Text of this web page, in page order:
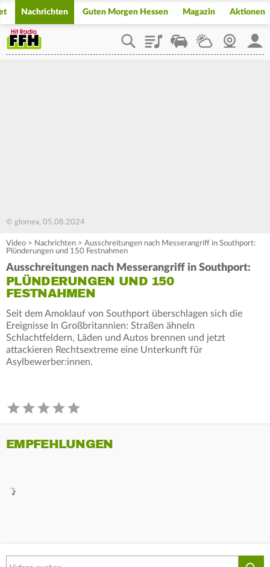
Nachrichten Guten Morgen Hessen Magazin Aktionen
PlaylistStaupilotWetterWebcam
© glomex, 05.08.2024
Video > Nachrichten > Ausschreitungen nach Messerangriff in Southport:
Plünderungen und 150 Festnahmen
Ausschreitungen nach Messerangriff in Southport:
PLÜNDERUNGEN UND 150
FESTNAHMEN
Seit dem Amoklauf von Southport überschlagen sich die
Ereignisse In Großbritannien: Straßen ähneln
Schlachtfeldern, Läden und Autos brennen und jetzt
attackieren Rechtsextreme eine Unterkunft für
Asylbewerber:innen.
EMPFEHLUNGEN